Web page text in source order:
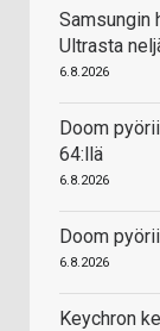
Samsungin
Ultrasta
6.8.2026
Doom
64:llä
6.8.2026
Doom
6.8.2026
Keychron